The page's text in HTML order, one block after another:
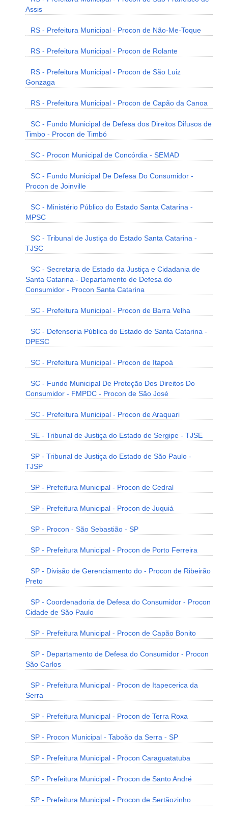
Assis
RS - Prefeitura Municipal - Procon de Não-Me-Toque
RS - Prefeitura Municipal - Procon de Rolante
RS - Prefeitura Municipal - Procon de São Luiz
Gonzaga
RS - Prefeitura Municipal - Procon de Capão da Canoa
SC - Fundo Municipal de Defesa dos Direitos Difusos de
Timbo - Procon de Timbó
SC - Procon Municipal de Concórdia - SEMAD
SC - Fundo Municipal De Defesa Do Consumidor -
Procon de Joinville
SC - Ministério Público do Estado Santa Catarina -
MPSC
SC - Tribunal de Justiça do Estado Santa Catarina -
TJSC
SC - Secretaria de Estado da Justiça e Cidadania de
Santa Catarina - Departamento de Defesa do
Consumidor - Procon Santa Catarina
SC - Prefeitura Municipal - Procon de Barra Velha
SC - Defensoria Pública do Estado de Santa Catarina -
DPESC
SC - Prefeitura Municipal - Procon de Itapoá
SC - Fundo Municipal De Proteção Dos Direitos Do
Consumidor - FMPDC - Procon de São José
SC - Prefeitura Municipal - Procon de Araquari
SE - Tribunal de Justiça do Estado de Sergipe - TJSE
SP - Tribunal de Justiça do Estado de São Paulo -
TJSP
SP - Prefeitura Municipal - Procon de Cedral
SP - Prefeitura Municipal - Procon de Juquiá
SP - Procon - São Sebastião - SP
SP - Prefeitura Municipal - Procon de Porto Ferreira
SP - Divisão de Gerenciamento do - Procon de Ribeirão
Preto
SP - Coordenadoria de Defesa do Consumidor - Procon
Cidade de São Paulo
SP - Prefeitura Municipal - Procon de Capão Bonito
SP - Departamento de Defesa do Consumidor - Procon
São Carlos
SP - Prefeitura Municipal - Procon de Itapecerica da
Serra
SP - Prefeitura Municipal - Procon de Terra Roxa
SP - Procon Municipal - Taboão da Serra - SP
SP - Prefeitura Municipal - Procon Caraguatatuba
SP - Prefeitura Municipal - Procon de Santo André
SP - Prefeitura Municipal - Procon de Sertãozinho